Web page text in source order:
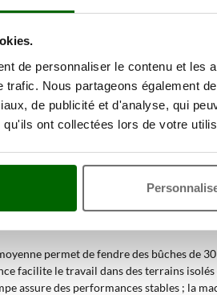
de personnaliser le contenu et les
trafic. Nous partageons également
de publicité et d'analyse, qui
ont collectées lors de votre
la bûche ; il réduit l’effort physique
la bûche sans temps mort ; la vitesse
hydraulique ; elle soutient des rythmes
; varie de 30 à 50 cm ; permet de
; varie de 50 à 110 cm ; permet
bois à essence
adaptée au traitement de bûches de
sans alimentation électrique.
permet de fendre des bûches de
facilite le travail dans des terrains
assure des performances stables ; la